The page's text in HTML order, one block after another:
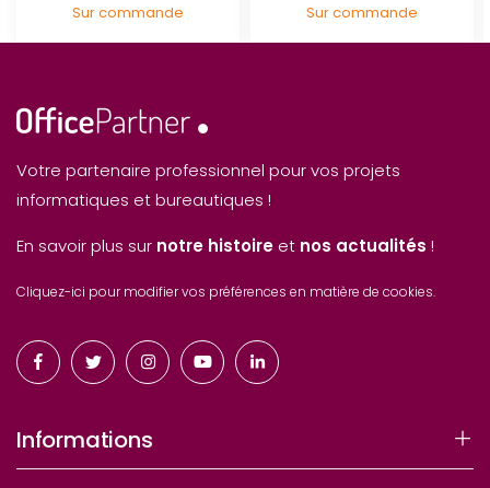
Sur commande Sur commande
Votre partenaire professionnel pour vos projets
informatiques et bureautiques !
En savoir plus sur notre histoire et nos actualités !
Cliquez-ici pour modifier vos préférences en matière de cookies.
Informations